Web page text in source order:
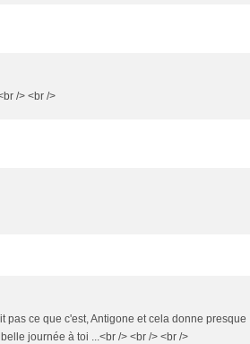
/> <br />
pas ce que c'est, Antigone et cela donne presque
journée à toi ...<br /> <br /> <br />